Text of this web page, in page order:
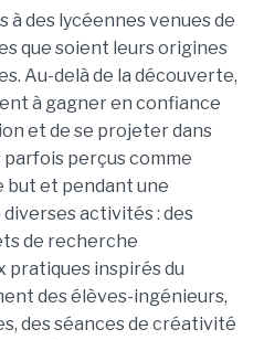
des lycéennes venues de
que soient leurs origines
Au-delà de la découverte,
à gagner en confiance
et de se projeter dans
perçus comme
but et pendant une
diverses activités : des
de recherche
pratiques inspirés du
des élèves-ingénieurs,
des séances de créativité